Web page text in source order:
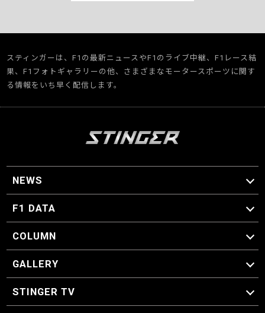
スティンガーは、F1の最新ニュースやF1のライブ中継、F1レース結
果、F1フォトギャラリーの他、さまざまなモータースポーツに関す
る情報をいち早く配信します。
NEWS
F1 ニュース
F1 DATA
F1 日程
F1 データ
COLUMN
マイ・ワンダフル・サーキット
スクーデリア・一方通行
F1に燃え、ゴルフに泣く日々。
スティングくんの部屋
GALLERY
GALLERY
STINGER TV